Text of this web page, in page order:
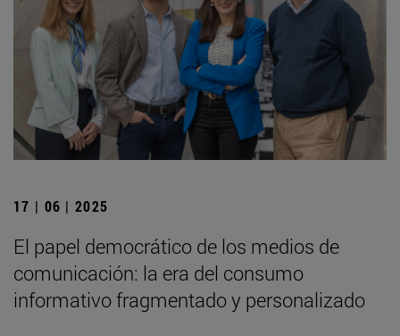
17 | 06 | 2025
El papel democrático de los medios de
comunicación: la era del consumo
informativo fragmentado y personalizado